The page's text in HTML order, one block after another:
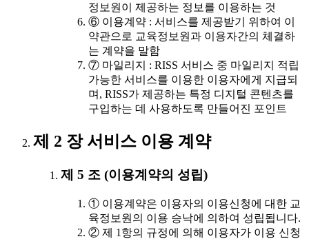
정보원이 제공하는 정보를 이용하는 것
⑥ 이용계약 : 서비스를 제공받기 위하여 이
약관으로 교육정보원과 이용자간의 체결하
는 계약을 말함
⑦ 마일리지 : RISS 서비스 중 마일리지 적립
가능한 서비스를 이용한 이용자에게 지급되
며, RISS가 제공하는 특정 디지털 콘텐츠를
구입하는 데 사용하도록 만들어진 포인트
제 2 장 서비스 이용 계약
제 5 조 (이용계약의 성립)
① 이용계약은 이용자의 이용신청에 대한 교
육정보원의 이용 승낙에 의하여 성립됩니다.
② 제 1항의 규정에 의해 이용자가 이용 신청